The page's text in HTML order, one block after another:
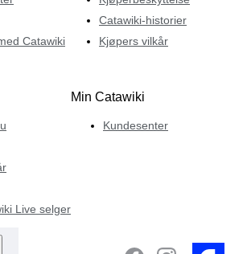
Catawiki
Catawiki-historier
Kjøpers vilkår
Live selger
Min Catawiki
Kundesenter